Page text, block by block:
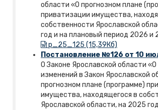
области «О прогнозном плане
приватизации имущества,
собственности Ярославской
год и на плановый период 2026 и
p_25_125 (15,39Кб)
Постановление №126 от 10
О Законе Ярославской области «О
изменений в Закон Ярославской
прогнозном плане (программе)
имущества, находящегося в
Ярославской области, на 2025